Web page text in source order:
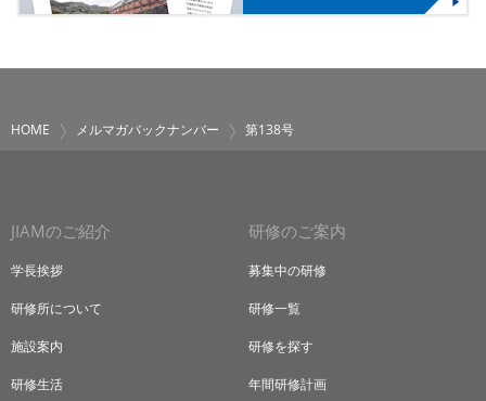
HOME メルマガバックナンバー 第138号
JIAMのご紹介
学長挨拶
研修所について
施設案内
研修生活
研修のご案内
募集中の研修
研修一覧
研修を探す
年間研修計画